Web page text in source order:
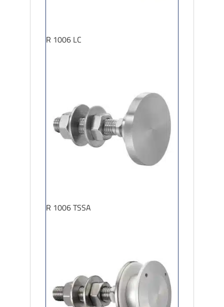
R 1006 LC
R 1006 TSSA